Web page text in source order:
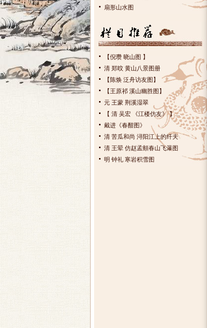
扇形山水图
【倪瓒 晓山图 】
清 郑旼 黄山八景图册
【陈焕 泛舟访友图】
【王原祁 溪山幽胜图】
元 王蒙 荆溪湿翠
【 清 吴宏 《江楼仿友》 】...
戴进《春酣图》
清 苦瓜和尚 浔阳江上的纤夫
清 王翚 仿赵孟頫春山飞瀑图
明 钟礼 寒岩积雪图